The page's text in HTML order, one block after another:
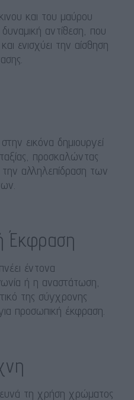
και του μαύρου
αντίθεση, που
ενισχύει την αίσθηση
εικόνα δημιουργεί
προσκαλώντας
αλληλεπίδραση των
Έκφραση
έντονα
ή η αναστάτωση,
της σύγχρονης
προσωπική έκφραση.
τη χρήση χρώματος